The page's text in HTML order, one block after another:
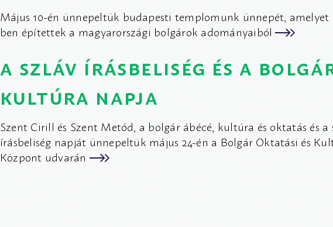
Május 10-én ünnepeltük budapesti templomunk ünnepét, amelyet
ben építettek a magyarországi bolgárok adományaiból
a szláv írásbeliség és a
kultúra napja
Szent Cirill és Szent Metód, a bolgár ábécé, kultúra és oktatás és a
írásbeliség napját ünnepeltük május 24-én a Bolgár Oktatási és
Központ udvarán